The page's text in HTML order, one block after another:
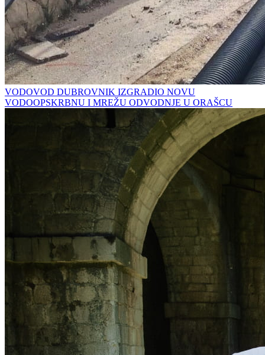
VODOVOD DUBROVNIK IZGRADIO NOVU
VODOOPSKRBNU I MREŽU ODVODNJE U ORAŠCU